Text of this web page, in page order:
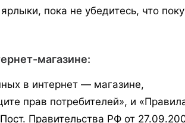
пока не убедитесь, что
магазине:
в интернет — магазине,
прав потребителей», и
Правительства РФ от